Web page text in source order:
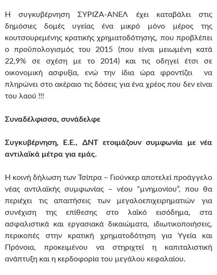
Η συγκυβέρνηση ΣΥΡΙΖΑ-ΑΝΕΛ έχει καταβάλει στις
δημόσιες δομές υγείας ένα μικρό μόνο μέρος της
κουτσουρεμένης κρατικής χρηματοδότησης, που προβλέπει
ο προϋπολογισμός του 2015 (που είναι μειωμένη κατά
22,9% σε σχέση με το 2014) και τις οδηγεί έτσι σε
οικονομική ασφυξία, ενώ την ίδια ώρα φροντίζει να
πληρώνει στο ακέραιο τις δόσεις για ένα χρέος που δεν είναι
του λαού !!!
Συναδέλφισσα, συνάδελφε
Συγκυβέρνηση, Ε.Ε., ΔΝΤ ετοιμάζουν συμφωνία με νέα
αντιλαϊκά μέτρα για εμάς.
Η κοινή δήλωση των Τσίπρα – Γιούνκερ αποτελεί προάγγελο
νέας αντιλαϊκής συμφωνίας – νέου “μνημονίου”, που θα
περιέχει τις απαιτήσεις των μεγαλοεπιχειρηματιών για
συνέχιση της επίθεσης στο λαϊκό εισόδημα, στα
ασφαλιστικά και εργασιακά δικαιώματα, ιδιωτικοποιήσεις,
περικοπές στην κρατική χρηματοδότηση για Υγεία και
Πρόνοια, προκειμένου να στηριχτεί η καπιταλιστική
ανάπτυξη και η κερδοφορία του μεγάλου κεφαλαίου.